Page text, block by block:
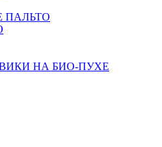
ПАЛЬТО
НА БИО-ПУХЕ